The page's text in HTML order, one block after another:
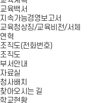
교육백서
지속가능경영보고서
교육청상징/교육비전/서체
연혁
조직도(전화번호)
조직도
부서안내
자료실
청사배치
찾아오시는 길
학교현황